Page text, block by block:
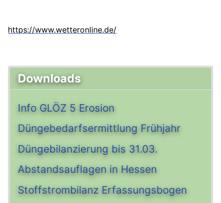
https://www.wetteronline.de/
Downloads
Info GLÖZ 5 Erosion
Düngebedarfsermittlung Frühjahr
Düngebilanzierung bis 31.03.
Abstandsauflagen in Hessen
Stoffstrombilanz Erfassungsbogen